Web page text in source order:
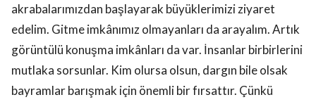
akrabalarımızdan başlayarak büyüklerimizi ziyaret
edelim. Gitme imkânımız olmayanları da arayalım. Artık
görüntülü konuşma imkânları da var. İnsanlar birbirlerini
mutlaka sorsunlar. Kim olursa olsun, dargın bile olsak
bayramlar barışmak için önemli bir fırsattır. Çünkü